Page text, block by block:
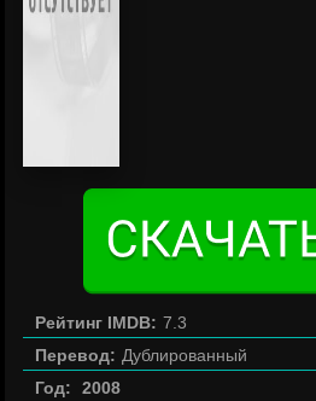
Рейтинг IMDB: 7.3
Перевод: Дублированный
Год:
2008